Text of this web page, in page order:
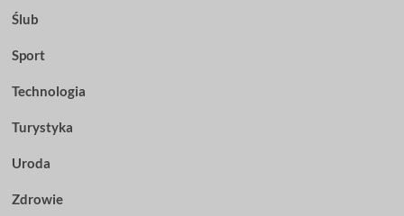
Ślub
Sport
Technologia
Turystyka
Uroda
Zdrowie